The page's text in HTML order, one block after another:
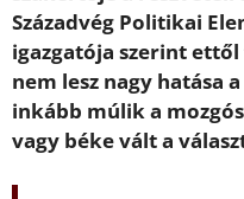
Századvég Politikai
igazgatója szerint
nem lesz nagy hatása
inkább múlik a
vagy béke vált a